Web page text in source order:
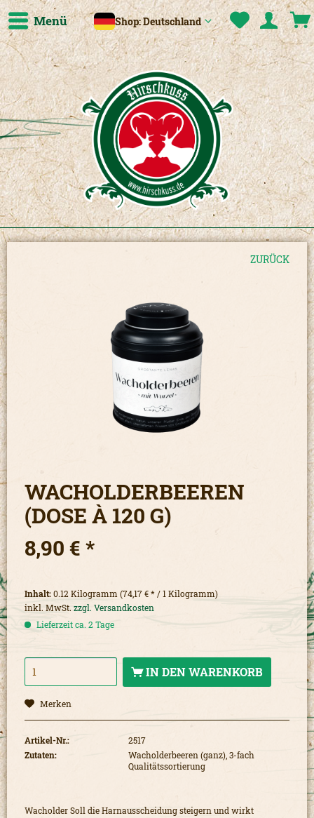
Menü Shop: Deutschland
ZURÜCK
WACHOLDERBEEREN
(DOSE À 120 G)
8,90 € *
Inhalt:0.12 Kilogramm (74,17 € * / 1 Kilogramm)
inkl. MwSt. zzgl. Versandkosten
Lieferzeit ca. 2 Tage
IN DENWARENKORB
Merken
Artikel-Nr.:
2517
Zutaten:
Wacholderbeeren (ganz), 3-fach
Qualitätssortierung
Wacholder Soll die Harnausscheidung steigern und wirkt